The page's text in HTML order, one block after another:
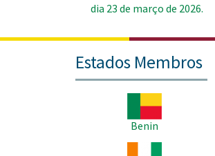
dia 23 de março de 2026.
Estados Membros
Benin